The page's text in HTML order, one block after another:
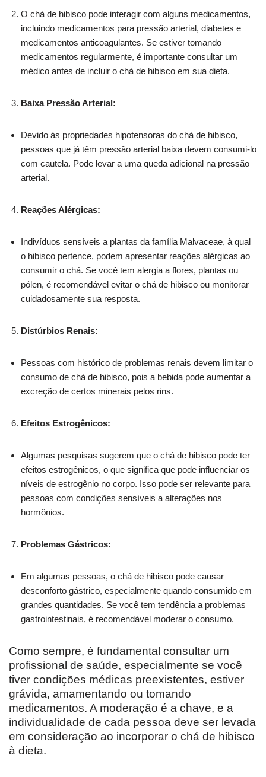
O chá de hibisco pode interagir com alguns medicamentos,
incluindo medicamentos para pressão arterial, diabetes e
medicamentos anticoagulantes. Se estiver tomando
medicamentos regularmente, é importante consultar um
médico antes de incluir o chá de hibisco em sua dieta.
Baixa Pressão Arterial:
Devido às propriedades hipotensoras do chá de hibisco,
pessoas que já têm pressão arterial baixa devem consumi-lo
com cautela. Pode levar a uma queda adicional na pressão
arterial.
Reações Alérgicas:
Indivíduos sensíveis a plantas da família Malvaceae, à qual
o hibisco pertence, podem apresentar reações alérgicas ao
consumir o chá. Se você tem alergia a flores, plantas ou
pólen, é recomendável evitar o chá de hibisco ou monitorar
cuidadosamente sua resposta.
Distúrbios Renais:
Pessoas com histórico de problemas renais devem limitar o
consumo de chá de hibisco, pois a bebida pode aumentar a
excreção de certos minerais pelos rins.
Efeitos Estrogênicos:
Algumas pesquisas sugerem que o chá de hibisco pode ter
efeitos estrogênicos, o que significa que pode influenciar os
níveis de estrogênio no corpo. Isso pode ser relevante para
pessoas com condições sensíveis a alterações nos
hormônios.
Problemas Gástricos:
Em algumas pessoas, o chá de hibisco pode causar
desconforto gástrico, especialmente quando consumido em
grandes quantidades. Se você tem tendência a problemas
gastrointestinais, é recomendável moderar o consumo.
Como sempre, é fundamental consultar um
profissional de saúde, especialmente se você
tiver condições médicas preexistentes, estiver
grávida, amamentando ou tomando
medicamentos. A moderação é a chave, e a
individualidade de cada pessoa deve ser levada
em consideração ao incorporar o chá de hibisco
à dieta.